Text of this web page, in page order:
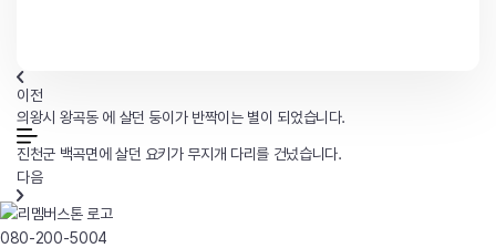
이전
의왕시 왕곡동 에 살던 둥이가 반짝이는 별이 되었습니다.
진천군 백곡면에 살던 요키가 무지개 다리를 건넜습니다.
다음
080-200-5004